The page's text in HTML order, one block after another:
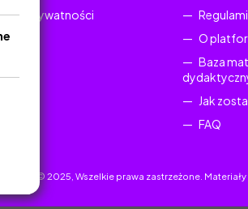
Prywatności
O
Baza
Jak
FAQ
© 2025, Wszelkie prawa zastrzeżone.